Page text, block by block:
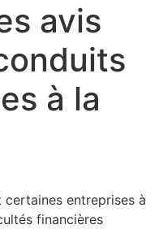
avis
à la
entreprises à
financières